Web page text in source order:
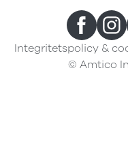
Integritetspolicy &
© Amtico